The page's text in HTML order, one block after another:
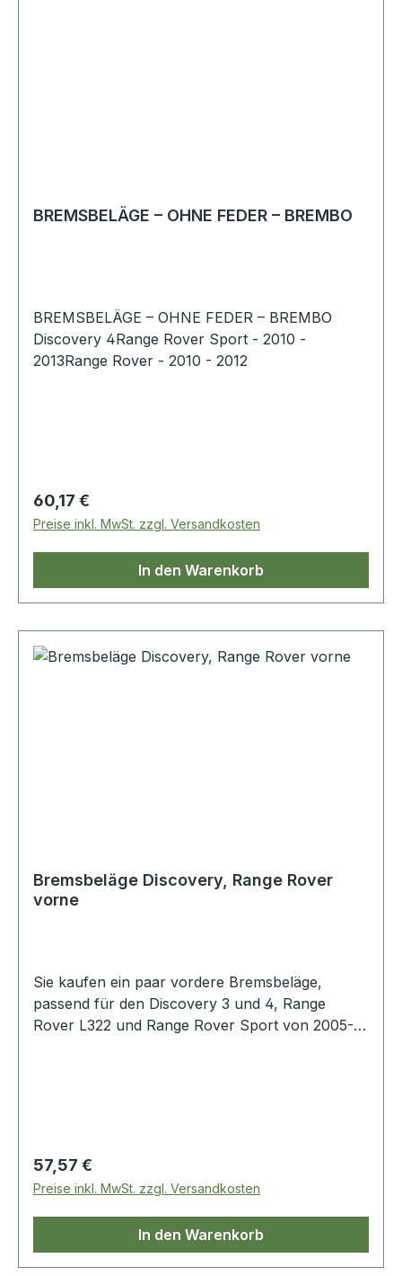
BREMSBELÄGE – OHNE FEDER – BREMBO
BREMSBELÄGE – OHNE FEDER – BREMBO
Discovery 4Range Rover Sport - 2010 -
2013Range Rover - 2010 - 2012
Regulärer Preis:
60,17 €
Preise inkl. MwSt. zzgl. Versandkosten
In den Warenkorb
Bremsbeläge Discovery, Range Rover
vorne
Sie kaufen ein paar vordere Bremsbeläge,
passend für den Discovery 3 und 4, Range
Rover L322 und Range Rover Sport von 2005-
Regulärer Preis:
57,57 €
Preise inkl. MwSt. zzgl. Versandkosten
In den Warenkorb